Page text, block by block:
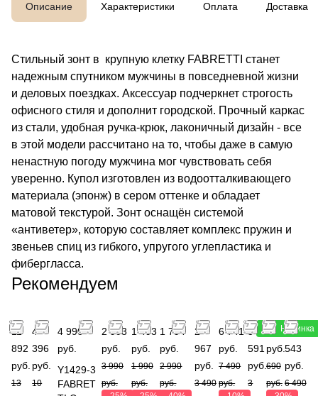
Описание Характеристики Оплата Доставка
Стильный зонт в крупную клетку FABRETTI станет
надежным спутником мужчины в повседневной жизни
и деловых поездках. Аксессуар подчеркнет строгость
офисного стиля и дополнит городской. Прочный каркас
из стали, удобная ручка-крюк, лаконичный дизайн - все
в этой модели рассчитано на то, чтобы даже в самую
ненастную погоду мужчина мог чувствовать себя
уверенно. Купол изготовлен из водоотталкивающего
материала (эпонж) в сером оттенке и обладает
матовой текстурой. Зонт оснащён системой
«антиветер», которую составляет комплекс пружин и
звеньев спиц из гибкого, упругого углепластика и
фибергласса.
Рекомендуем
11
892
руб.
13
4
396
руб.
10
4 990
руб.
Y1429-3
FABRET
2 993
руб.
3 990
руб.
1 493
руб.
1 990
руб.
1 794
руб.
2 990
руб.
2
967
руб.
3 490
6 741
руб.
7 490
руб.
Новинка
3
591
руб.
3
Новинка
483
руб.
690
руб.
4
543
руб.
6 490